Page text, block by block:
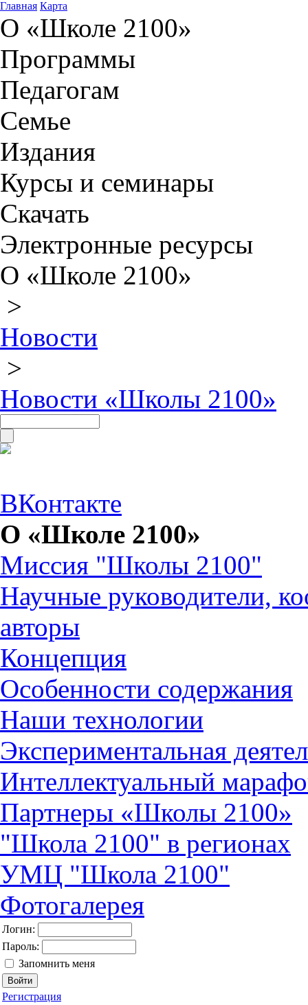
Главная Карта
О «Школе 2100»
Программы
Педагогам
Семье
Издания
Курсы и семинары
Скачать
Электронные ресурсы
О «Школе 2100»
>
Новости
>
Новости «Школы 2100»
ВКонтакте
О «Школе 2100»
Миссия "Школы 2100"
Научные руководители,
авторы
Концепция
Особенности содержания
Наши технологии
Экспериментальная
Интеллектуальный
Партнеры «Школы 2100»
"Школа 2100" в регионах
УМЦ "Школа 2100"
Фотогалерея
Логин:
Пароль:
Запомнить меня
Регистрация